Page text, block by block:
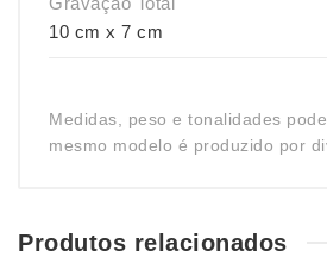
10 cm x 7 cm
Medidas, peso e tonalidades
mesmo modelo é produzido por
Produtos relacionados